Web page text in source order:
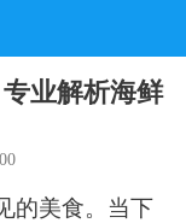
业解析海鲜
美食。当下